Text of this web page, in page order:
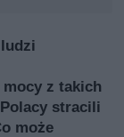
z takich
stracili
może